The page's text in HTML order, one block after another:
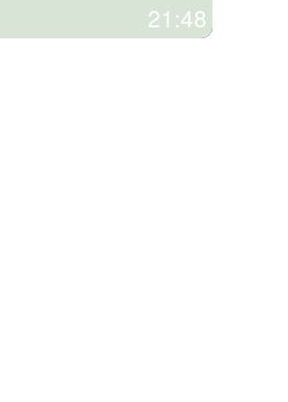
21:48